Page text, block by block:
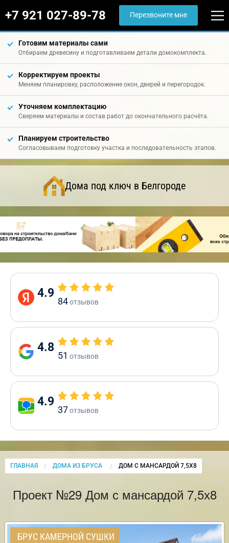
+7 921 027-89-78 Перезвоните мне
Готовим материалы сами
Отбираем древесину и подготавливаем детали домокомплекта.
Корректируем проекты
Меняем планировку, расположение окон, дверей и перегородок.
Уточняем комплектацию
Сверяем материалы и состав работ до окончательного расчёта.
Планируем строительство
Согласовываем подготовку участка и последовательность этапов.
Дома под ключ в Белгороде
4.9
84отзывов
4.8
51 отзывов
4.9
37отзывов
ГЛАВНАЯ ДОМА ИЗ БРУСА CURRENT:
ДОМ С МАНСАРДОЙ 7,5Х8
Проект №29 Дом с мансардой 7,5х8
БРУС КАМЕРНОЙ СУШКИ